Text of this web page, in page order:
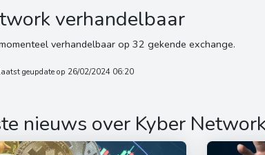
verhandelbaar
verhandelbaar op 32 gekende exchange.
geupdate op 26/02/2024 06:20
nieuws over Kyber